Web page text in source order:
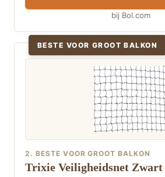
bij Bol.com
BESTE VOOR GROOT BALKON
2. BESTE VOOR GROOT BALKON
Trixie Veiligheidsnet Zwart